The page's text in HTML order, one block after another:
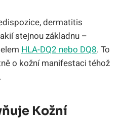
dermatitis
stejnou základnu –
HLA-DQ2 nebo DQ8. To
o kožní manifestaci téhož
Kožní